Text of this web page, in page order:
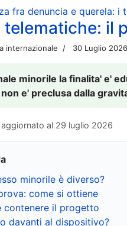
fra denuncia e querela: i
telematiche: il
internazionale 30 Luglio 2026
minorile la finalita' e'
e' preclusa dalla
al 29 luglio 2026
minorile è diverso?
come si ottiene
contenere il progetto
davanti al dispositivo?